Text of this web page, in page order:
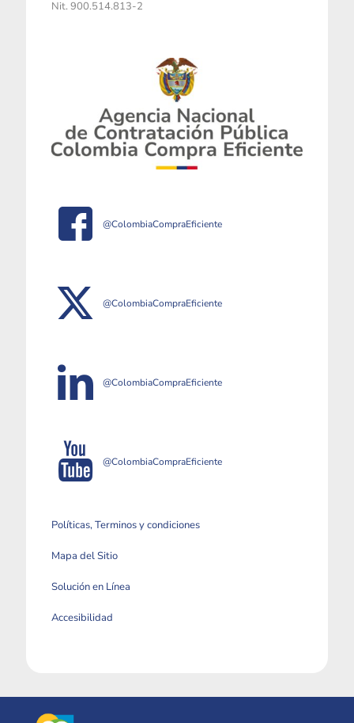
Nit. 900.514.813-2
@ColombiaCompraEficiente
@ColombiaCompraEficiente
@ColombiaCompraEficiente
@ColombiaCompraEficiente
Políticas, Terminos y condiciones
Mapa del Sitio
Solución en Línea
Accesibilidad